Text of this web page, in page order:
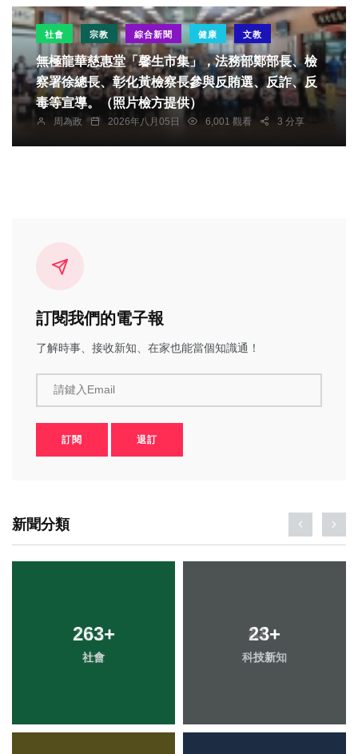
社會 宗教 綜合新聞 健康 文教
無極龍華慈惠堂「馨生市集」，法務部鄭部長、檢
察署徐總長、彰化黃檢察長參與反賄選、反詐、反
毒等宣導。（照片檢方提供）
周為政 2026年八月05日 6,001 觀看 3 分享
訂閱我們的電子報
了解時事、接收新知、在家也能當個知識通！
請鍵入Email
訂閱 退訂
新聞分類
263+
社會
23+
科技新知